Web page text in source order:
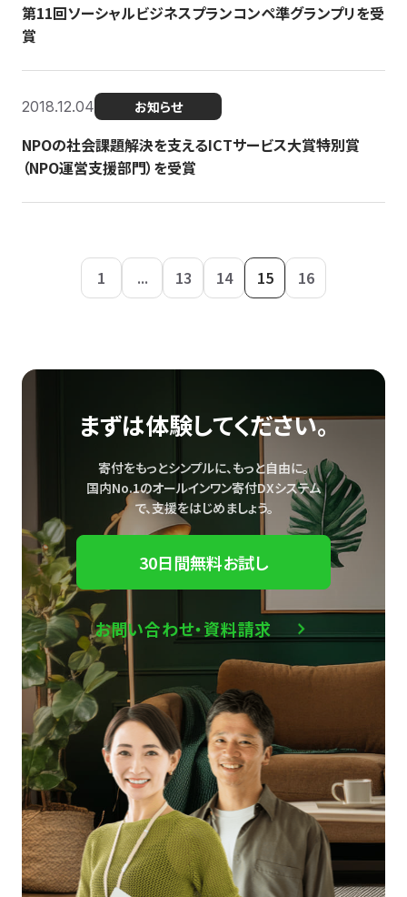
第11回ソーシャルビジネスプランコンペ準グランプリを受
賞
2018.12.04 お知らせ
NPOの社会課題解決を支えるICTサービス大賞特別賞
（NPO運営支援部門）を受賞
1 ... 13 14 15 16
まずは体験してください。
寄付をもっとシンプルに、もっと自由に。
国内No.1のオールインワン寄付DXシステム
で、支援をはじめましょう。
30日間無料お試し
お問い合わせ・資料請求